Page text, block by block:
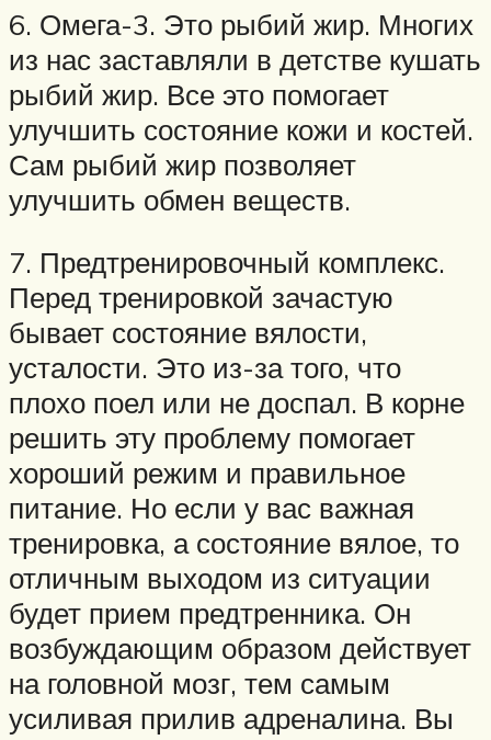
6. Омега-3. Это рыбий жир. Многих
из нас заставляли в детстве кушать
рыбий жир. Все это помогает
улучшить состояние кожи и костей.
Сам рыбий жир позволяет
улучшить обмен веществ.
7. Предтренировочный комплекс.
Перед тренировкой зачастую
бывает состояние вялости,
усталости. Это из-за того, что
плохо поел или не доспал. В корне
решить эту проблему помогает
хороший режим и правильное
питание. Но если у вас важная
тренировка, а состояние вялое, то
отличным выходом из ситуации
будет прием предтренника. Он
возбуждающим образом действует
на головной мозг, тем самым
усиливая прилив адреналина. Вы